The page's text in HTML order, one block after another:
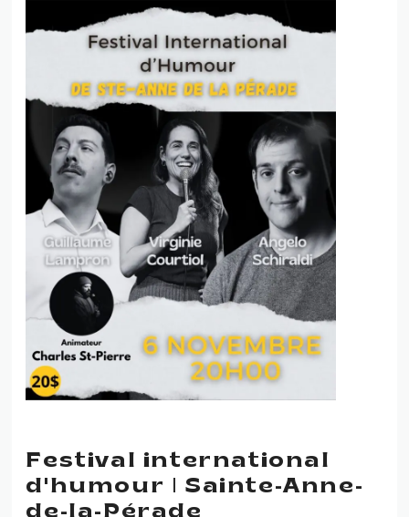
Festival international
d'humour | Sainte-Anne-